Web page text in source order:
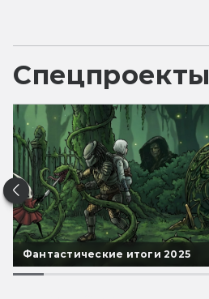
Спецпроекты
Фантастические итоги 2025